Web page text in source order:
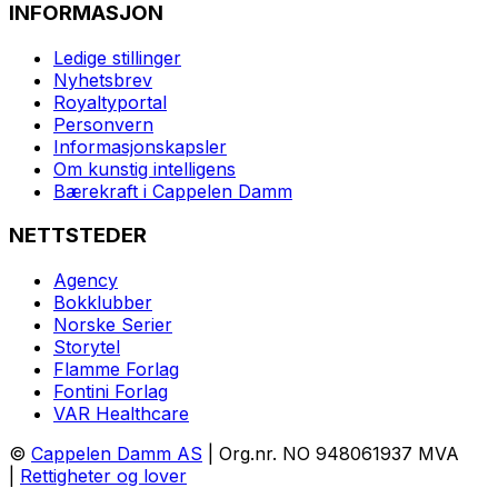
INFORMASJON
Ledige stillinger
Nyhetsbrev
Royaltyportal
Personvern
Informasjonskapsler
Om kunstig intelligens
Bærekraft i Cappelen Damm
NETTSTEDER
Agency
Bokklubber
Norske Serier
Storytel
Flamme Forlag
Fontini Forlag
VAR Healthcare
© Cappelen Damm AS | Org.nr. NO 948061937 MVA
Rettigheter og lover